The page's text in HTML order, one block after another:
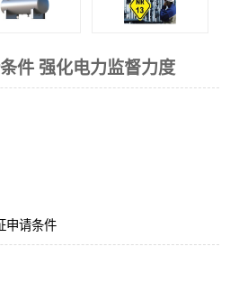
件 强化电力监督力度
申请条件